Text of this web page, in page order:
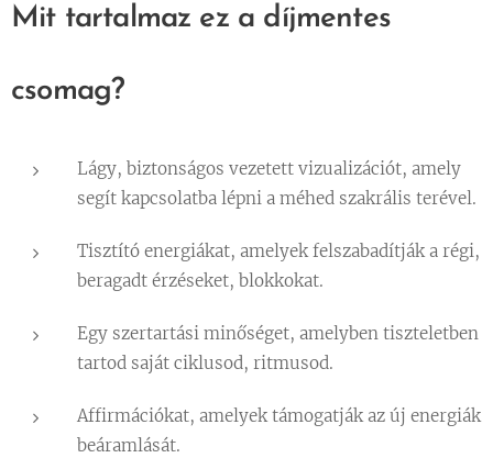
Mit tartalmaz ez a díjmentes
csomag?
Lágy, biztonságos vezetett vizualizációt, amely
segít kapcsolatba lépni a méhed szakrális terével.
Tisztító energiákat, amelyek felszabadítják a régi,
beragadt érzéseket, blokkokat.
Egy szertartási minőséget, amelyben tiszteletben
tartod saját ciklusod, ritmusod.
Affirmációkat, amelyek támogatják az új energiák
beáramlását.